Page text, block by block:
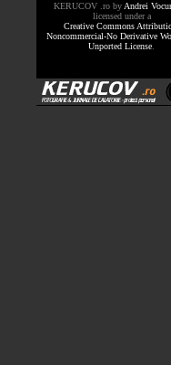
KERUCOV .ro by Andrei
licensed under a
Creative Commons
Noncommercial-No Derivative
Unported License